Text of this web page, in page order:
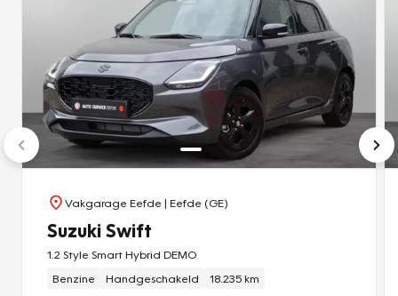
Vakgarage Eefde | Eefde (GE)
Suzuki Swift
1.2 Style Smart Hybrid DEMO
Benzine
Handgeschakeld 18.235 km